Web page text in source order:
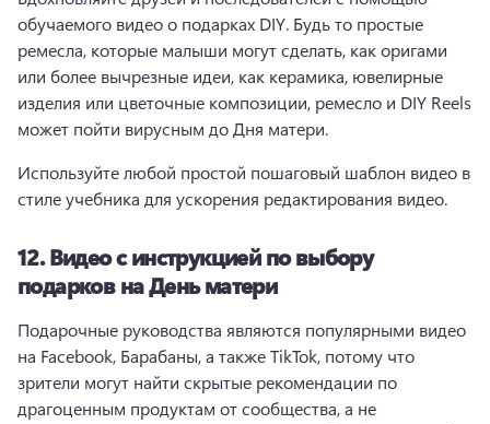
обучаемого видео о подарках DIY. Будь то простые
ремесла, которые малыши могут сделать, как оригами
или более вычрезные идеи, как керамика, ювелирные
изделия или цветочные композиции, ремесло и DIY Reels
может пойти вирусным до Дня матери.
Используйте любой простой пошаговый шаблон видео в
стиле учебника для ускорения редактирования видео.
12.Видео с инструкцией по выбору
подарков на День матери
Подарочные руководства являются популярными видео
на Facebook, Барабаны, а также TikTok, потому что
зрители могут найти скрытые рекомендации по
драгоценным продуктам от сообщества, а не